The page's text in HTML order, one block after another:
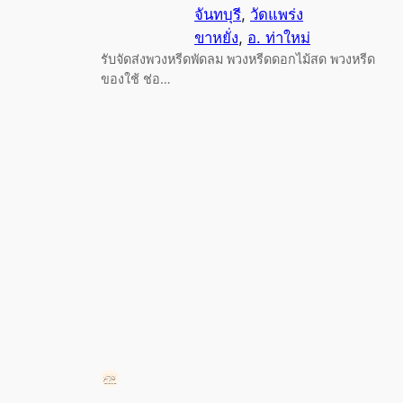
จันทบุรี, วัดแพร่ง
ขาหยั่ง, อ. ท่าใหม่
รับจัดส่งพวงหรีดพัดลม พวงหรีดดอกไม้สด พวงหรีด
ของใช้ ช่อ…